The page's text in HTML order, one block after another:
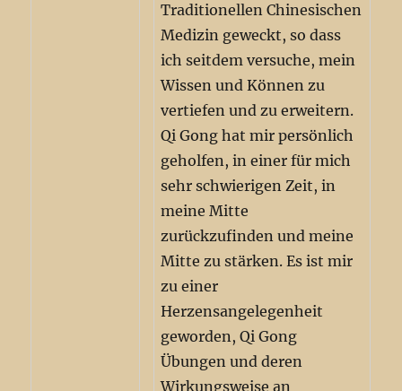
Traditionellen Chinesischen
Medizin geweckt, so dass
ich seitdem versuche, mein
Wissen und Können zu
vertiefen und zu erweitern.
Qi Gong hat mir persönlich
geholfen, in einer für mich
sehr schwierigen Zeit, in
meine Mitte
zurückzufinden und meine
Mitte zu stärken. Es ist mir
zu einer
Herzensangelegenheit
geworden, Qi Gong
Übungen und deren
Wirkungsweise an